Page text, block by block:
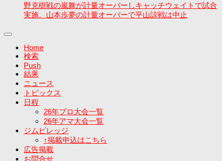
野克樹戦の嵐舞が計量オーバーしキャッチウェイトで試合
実施。山本歩夢の計量オーバーで平山諒戦は中止
Home
検索
Push
結果
ニュース
トピックス
日程
26年プロ大会一覧
26年アマ大会一覧
ジムビレッジ
↑掲載申込はこちら
広告掲載
お問合せ